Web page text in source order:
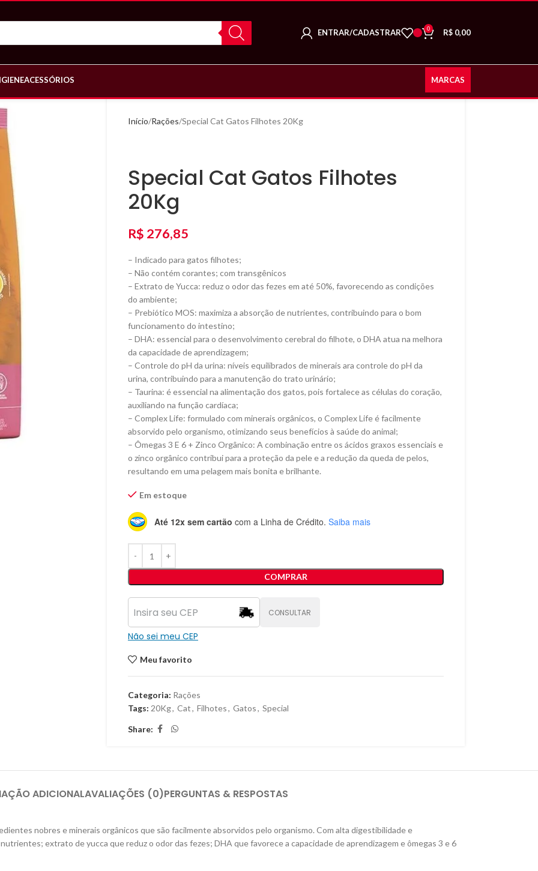
ENTRAR/CADASTRAR 0 R$ 0,00
ACESSÓRIOS MARCAS
Início Rações Special Cat Gatos Filhotes 20Kg
Special Cat Gatos Filhotes
20Kg
R$ 276,85
– Indicado para gatos filhotes;
– Não contém corantes; com transgênicos
– Extrato de Yucca: reduz o odor das fezes em até 50%, favorecendo as condições
do ambiente;
– Prebiótico MOS: maximiza a absorção de nutrientes, contribuindo para o bom
funcionamento do intestino;
– DHA: essencial para o desenvolvimento cerebral do filhote, o DHA atua na melhora
da capacidade de aprendizagem;
– Controle do pH da urina: níveis equilibrados de minerais ara controle do pH da
urina, contribuindo para a manutenção do trato urinário;
– Taurina: é essencial na alimentação dos gatos, pois fortalece as células do coração,
auxiliando na função cardíaca;
– Complex Life: formulado com minerais orgânicos, o Complex Life é facilmente
absorvido pelo organismo, otimizando seus benefícios à saúde do animal;
– Ômegas 3 E 6 + Zinco Orgânico: A combinação entre os ácidos graxos essenciais e
o zinco orgânico contribui para a proteção da pele e a redução da queda de pelos,
resultando em uma pelagem mais bonita e brilhante.
Em estoque
Até 12x sem cartão com a Linha de Crédito. Saiba mais
COMPRAR
CONSULTAR
Não sei meu CEP
Meu favorito
Categoria: Rações
Tags: 20Kg, Cat, Filhotes, Gatos, Special
Share:
ADICIONALAVALIAÇÕES (0)PERGUNTAS & RESPOSTAS
nobres e minerais orgânicos que são facilmente absorvidos pelo organismo. Com alta digestibilidade e
extrato de yucca que reduz o odor das fezes; DHA que favorece a capacidade de aprendizagem e ômegas 3 e 6